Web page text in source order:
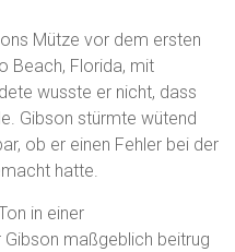
Mütze vor dem ersten
Beach, Florida, mit
wusste er nicht, dass
Gibson stürmte wütend
ob er einen Fehler bei der
hatte.
in einer
maßgeblich beitrug